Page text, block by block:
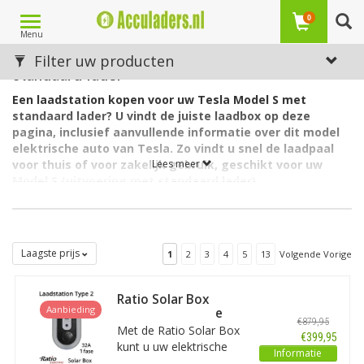
Toggle
navigation
Menu
0
Laadstations voor de Tesla Model S met
standaard lader
Een laadstation kopen voor uw Tesla Model S met
standaard lader? U vindt de juiste laadbox op deze
pagina, inclusief aanvullende informatie over dit model
elektrische auto van Tesla. Zo vindt u snel de laadpaal
voor thuis of voor zakelijk gebruik, geschikt voor uw
Accu's van de Tesla Model S met standaard lader zijn er met
Welk soort laadstation voor de Tesla Model S (variant
De Tesla Model S met standaard lader heeft aan autozijde een
aansluiting Type 2 en kan als gezegd 3-fasig laden met 16
ampère. Hiervoor is een EV box Type 2, 3 fase, 16A geschikt.
Op zoek naar een laadpaal voor een andere Tesla?Zie dan
Lees meer
Filter uw producten
Laagste prijs 1 2 3 4 5 13 Volgende Vorige
Aanbieding
Ratio Solar Box
Outlet 32A 1 fase
Met de Ratio Solar Box
kunt u uw elektrische
€879,95
€399,95
Informatie